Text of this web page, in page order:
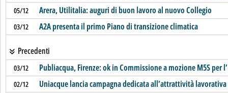
05/12 Arera, Utilitalia: auguri di buon lavoro al nuovo Collegio
03/12 A2A presenta il primo Piano di transizione climatica
Precedenti
03/12 Publiacqua, Firenze: ok in Commissione a mozione M5S per
02/12 Uniacque lancia campagna dedicata all’attrattività lavorativa